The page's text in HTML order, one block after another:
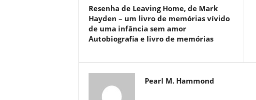
Resenha de Leaving Home, de Mark
Hayden – um livro de memórias vívido
de uma infância sem amor
Autobiografia e livro de memórias
Pearl M. Hammond